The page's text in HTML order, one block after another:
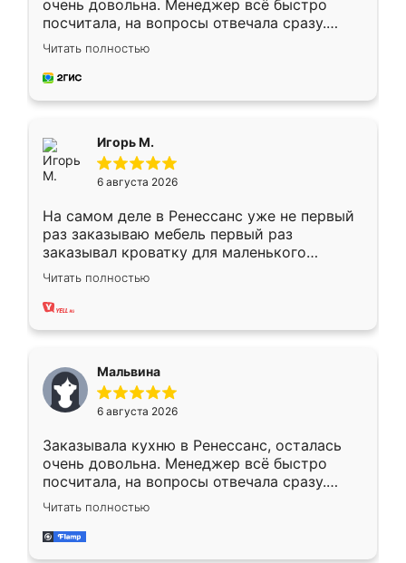
очень довольна. Менеджер всё быстро
посчитала, на вопросы отвечала сразу.
Замерщик приехал в субботу, подошёл к
делу со всей ответственностью. Собрали
за день, ребята работали аккуратно, даже
Читать полностью
Игорь М.
6 августа 2026
На самом деле в Ренессанс уже не первый
раз заказываю мебель первый раз
заказывал кроватку для маленького
ребёнка при его рождении ,во второй раз
заказал шкаф-купе. По качеству очень
хорошее сборка достаточно быстрая,
меньше, здесь же он более разнообразный.
Мне нравится ,если что-то потребуется из
мебели буду заказывать только здесь.
Читать полностью
Мальвина
6 августа 2026
Заказывала кухню в Ренессанс, осталась
очень довольна. Менеджер всё быстро
посчитала, на вопросы отвечала сразу.
Замерщик приехал в субботу, подошёл к
делу со всей ответственностью. Собрали
за день, ребята работали аккуратно, даже
Читать полностью